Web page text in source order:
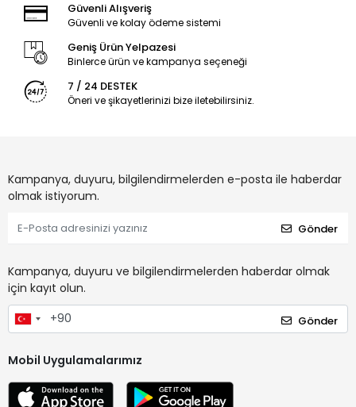
Güvenli Alışveriş
Güvenli ve kolay ödeme sistemi
Geniş Ürün Yelpazesi
Binlerce ürün ve kampanya seçeneği
7 / 24 DESTEK
Öneri ve şikayetlerinizi bize iletebilirsiniz.
Kampanya, duyuru, bilgilendirmelerden e-posta ile haberdar
olmak istiyorum.
Gönder
Kampanya, duyuru ve bilgilendirmelerden haberdar olmak
için kayıt olun.
Gönder
Mobil Uygulamalarımız